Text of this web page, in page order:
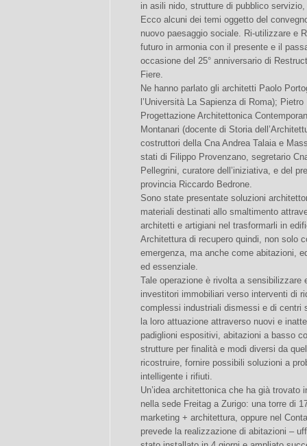
in asili nido, strutture di pubblico
Ecco alcuni dei temi oggetto del
nuovo paesaggio sociale. Ri-utilizzare e
futuro in armonia con il presente e il
occasione del 25° anniversario di
Fiere.
Ne hanno parlato gli architetti Paolo
l’Università La Sapienza di Roma);
Progettazione Architettonica
Montanari (docente di Storia
costruttori della Cna Andrea Talaia e
stati di Filippo Provenzano, segretario
Pellegrini, curatore dell’iniziativa, e del
provincia Riccardo Bedrone.
Sono state presentate soluzioni
materiali destinati allo smaltimento
architetti e artigiani nel trasformarli in
Architettura di recupero quindi, non solo
emergenza, ma anche come abitazioni,
ed essenziale.
Tale operazione è rivolta a sensibilizzare
investitori immobiliari verso interventi di
complessi industriali dismessi e di centri
la loro attuazione attraverso nuovi e
padiglioni espositivi, abitazioni a basso
strutture per finalità e modi diversi da
ricostruire, fornire possibili soluzioni a
intelligente i rifiuti.
Un’idea architettonica che ha già
nella sede Freitag a Zurigo: una torre di
marketing + architettura, oppure nel
prevede la realizzazione di abitazioni –